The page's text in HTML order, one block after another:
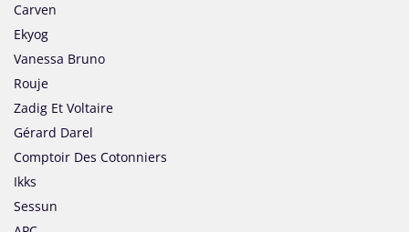
Carven
Ekyog
Vanessa Bruno
Rouje
Zadig Et Voltaire
Gérard Darel
Comptoir Des Cotonniers
Ikks
Sessun